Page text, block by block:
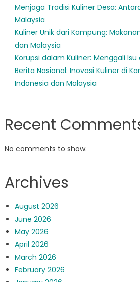
Menjaga Tradisi Kuliner Desa:
Malaysia
Kuliner Unik dari Kampung:
dan Malaysia
Korupsi dalam Kuliner: Menggali
Berita Nasional: Inovasi Kuliner di
Indonesia dan Malaysia
Recent
No comments to show.
Archives
August 2026
June 2026
May 2026
April 2026
March 2026
February 2026